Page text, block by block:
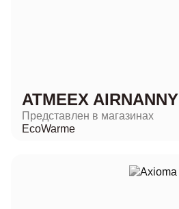
ATMEEX AIRNANNY
Представлен в магазинах
EcoWarme